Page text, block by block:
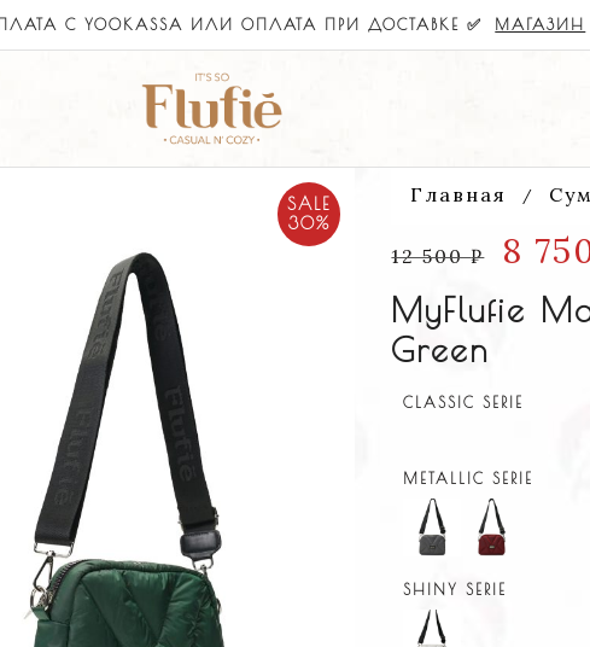
БЕСПЛАТНАЯ ДОСТАВКА - БЕЗЗАБОТНЫЙ ВОЗВРАТ
SALE
30%
Главная /
12 500₽ 8
MyFlufie
Green
CLASSIC SERIE
METALLIC SERIE
SHINY SERIE